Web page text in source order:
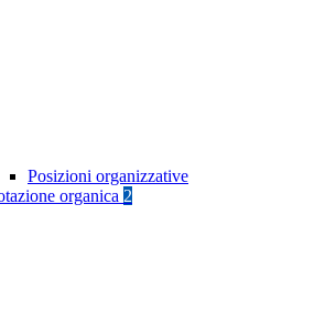
Posizioni organizzative
organica 2